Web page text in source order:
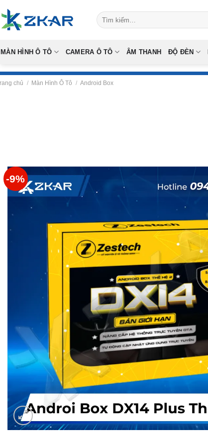
to
content
Tìm
kiếm:
MÀN HÌNH Ô TÔ CAMERA Ô TÔ ÂM THANH ĐỘ ĐÈN
chủ / Màn Hình Ô Tô / Android Box
-9%